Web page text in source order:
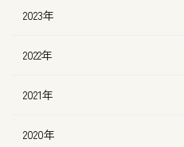
2023年
2022年
2021年
2020年